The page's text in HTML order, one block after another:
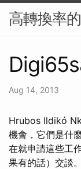
高轉換率
Aug 14, 2013
Hrubos Ildikó
機會，它們是什
在就申請這些工
果有的話）交談